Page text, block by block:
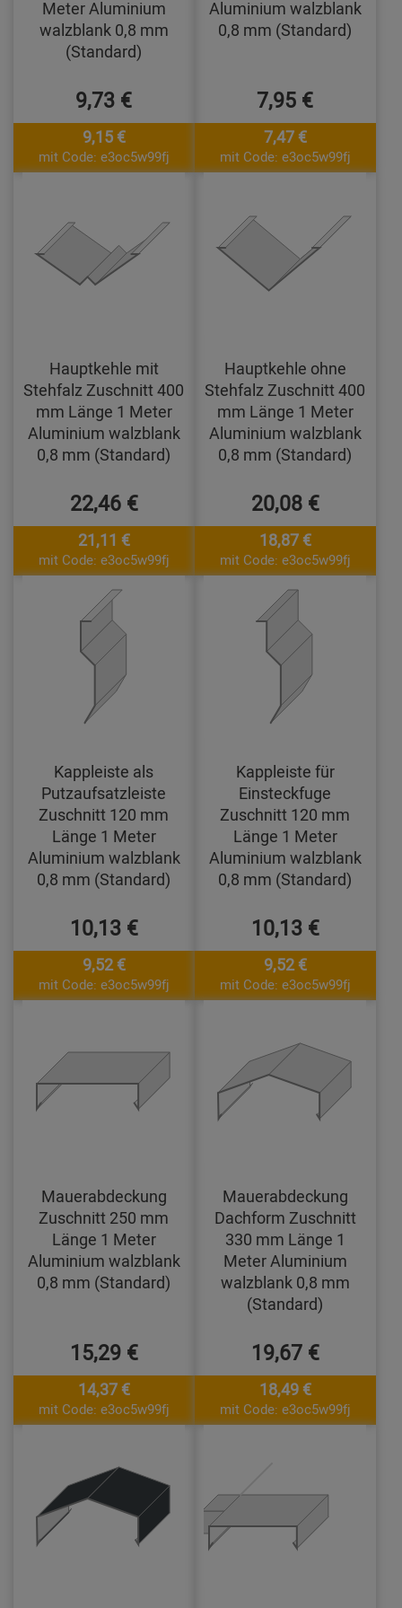
Meter Aluminium
walzblank 0,8 mm
(Standard)
9,73 €
9,15 €
mit Code: e3oc5w99fj
Aluminium walzblank
0,8 mm (Standard)
7,95 €
7,47 €
mit Code: e3oc5w99fj
Hauptkehle mit
Stehfalz Zuschnitt 400
mm Länge 1 Meter
Aluminium walzblank
0,8 mm (Standard)
22,46 €
21,11 €
mit Code: e3oc5w99fj
Hauptkehle ohne
Stehfalz Zuschnitt 400
mm Länge 1 Meter
Aluminium walzblank
0,8 mm (Standard)
20,08 €
18,87 €
mit Code: e3oc5w99fj
Kappleiste als
Putzaufsatzleiste
Zuschnitt 120 mm
Länge 1 Meter
Aluminium walzblank
0,8 mm (Standard)
10,13 €
9,52 €
mit Code: e3oc5w99fj
Kappleiste für
Einsteckfuge
Zuschnitt 120 mm
Länge 1 Meter
Aluminium walzblank
0,8 mm (Standard)
10,13 €
9,52 €
mit Code: e3oc5w99fj
Mauerabdeckung
Zuschnitt 250 mm
Länge 1 Meter
Aluminium walzblank
0,8 mm (Standard)
15,29 €
14,37 €
mit Code: e3oc5w99fj
Mauerabdeckung
Dachform Zuschnitt
330 mm Länge 1
Meter Aluminium
walzblank 0,8 mm
(Standard)
19,67 €
18,49 €
mit Code: e3oc5w99fj